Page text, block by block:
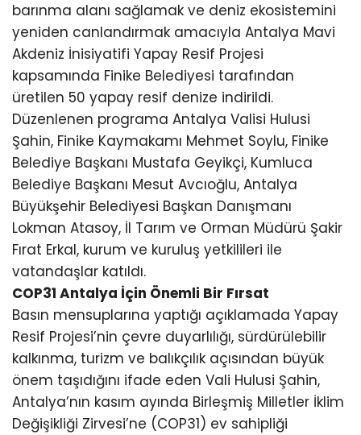
barınma alanı sağlamak ve deniz ekosistemini
yeniden canlandırmak amacıyla Antalya Mavi
Akdeniz İnisiyatifi Yapay Resif Projesi
kapsamında Finike Belediyesi tarafından
üretilen 50 yapay resif denize indirildi.
Düzenlenen programa Antalya Valisi Hulusi
Şahin, Finike Kaymakamı Mehmet Soylu, Finike
Belediye Başkanı Mustafa Geyikçi, Kumluca
Belediye Başkanı Mesut Avcıoğlu, Antalya
Büyükşehir Belediyesi Başkan Danışmanı
Lokman Atasoy, İl Tarım ve Orman Müdürü Şakir
Fırat Erkal, kurum ve kuruluş yetkilileri ile
vatandaşlar katıldı.
COP31 Antalya İçin Önemli Bir Fırsat
Basın mensuplarına yaptığı açıklamada Yapay
Resif Projesi’nin çevre duyarlılığı, sürdürülebilir
kalkınma, turizm ve balıkçılık açısından büyük
önem taşıdığını ifade eden Vali Hulusi Şahin,
Antalya’nın kasım ayında Birleşmiş Milletler İklim
Değişikliği Zirvesi’ne (COP31) ev sahipliği